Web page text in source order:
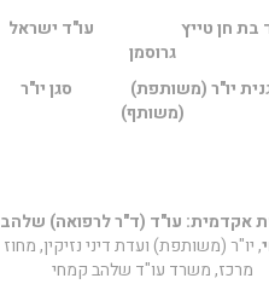
בת חן טייץ עו"ד ישראל
גרוסמן
יו"ר (משותפת) סגן יו"ר
(משותף)
אקדמית: עו"ד (ד"ר לרפואה) שלהב
, יו"ר (משותפת) ועדת דיני נזיקין, מחוז
מרכז, משרד עו"ד שלהב קמחי